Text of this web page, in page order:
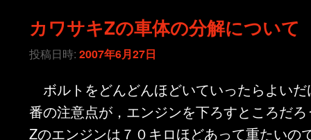
ン
テ
ン
ツ
テ
ン
ツ
へ
カワサキZの車体の分解について
投稿日時:2007年6月27日
ボルトをどんどんほどいていったらよい
番の注意点が，エンジンを下ろすところだ
Zのエンジンは７０キロほどあって重たいの